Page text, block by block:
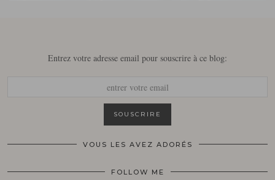
Entrez votre adresse email pour souscrire à ce blog:
VOUS LES AVEZ ADORÉS
FOLLOW ME